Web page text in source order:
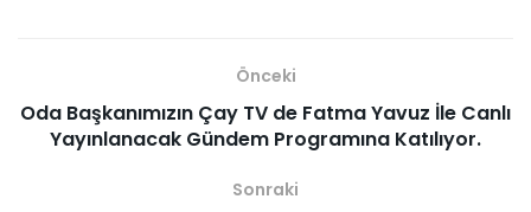
Önceki
Oda Başkanımızın Çay TV de Fatma Yavuz İle Canlı
Yayınlanacak Gündem Programına Katılıyor.
Sonraki